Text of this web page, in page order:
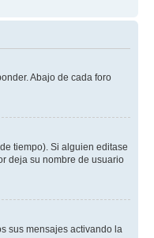
Abajo de cada foro
tiempo). Si alguien editase
deja su nombre de usuario
sus mensajes activando la